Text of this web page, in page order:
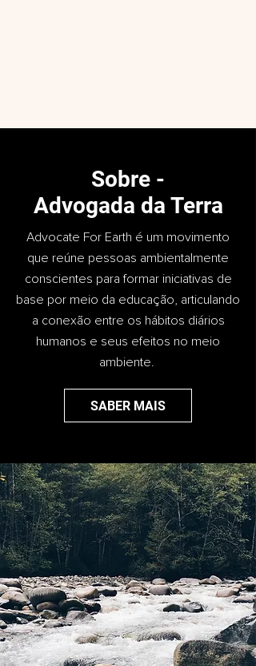
Sobre -
Advogada da Terra
Advocate For Earth é um movimento
que reúne pessoas ambientalmente
conscientes para formar iniciativas de
base por meio da educação, articulando
a conexão entre os hábitos diários
humanos e seus efeitos no meio
ambiente.
SABER MAIS